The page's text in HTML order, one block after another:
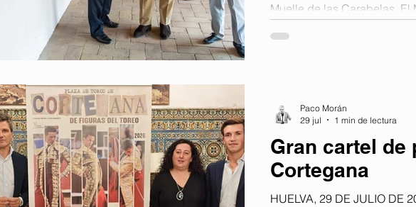
Muelle de las Carabelas. El
conmemorativa del
la
Gran cartel de
Cortegana
HUELVA, 29 DE JULIO DE
Paco Morán
29 jul
1 min de lectura